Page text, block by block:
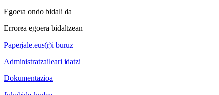
Egoera ondo bidali da
Errorea egoera bidaltzean
Paperjale.eus(r)i buruz
Administratzaileari idatzi
Dokumentazioa